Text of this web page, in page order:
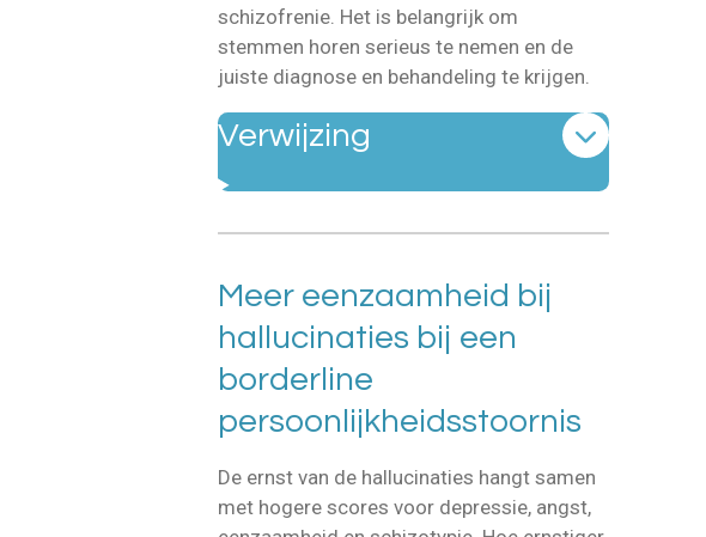
schizofrenie. Het is belangrijk om
stemmen horen serieus te nemen en de
juiste diagnose en behandeling te krijgen.
Verwijzing
Meer eenzaamheid bij
hallucinaties bij een
borderline
persoonlijkheidsstoornis
De ernst van de hallucinaties hangt samen
met hogere scores voor depressie, angst,